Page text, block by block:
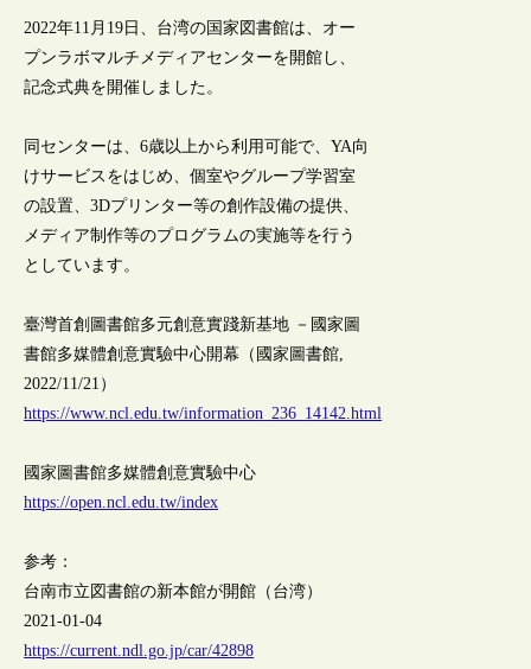
2022年11月19日、台湾の国家図書館は、オー
プンラボマルチメディアセンターを開館し、
記念式典を開催しました。
同センターは、6歳以上から利用可能で、YA向
けサービスをはじめ、個室やグループ学習室
の設置、3Dプリンター等の創作設備の提供、
メディア制作等のプログラムの実施等を行う
としています。
臺灣首創圖書館多元創意實踐新基地 －國家圖
書館多媒體創意實驗中心開幕（國家圖書館,
2022/11/21）
https://www.ncl.edu.tw/information_236_14142.html
國家圖書館多媒體創意實驗中心
https://open.ncl.edu.tw/index
参考：
台南市立図書館の新本館が開館（台湾）
2021-01-04
https://current.ndl.go.jp/car/42898